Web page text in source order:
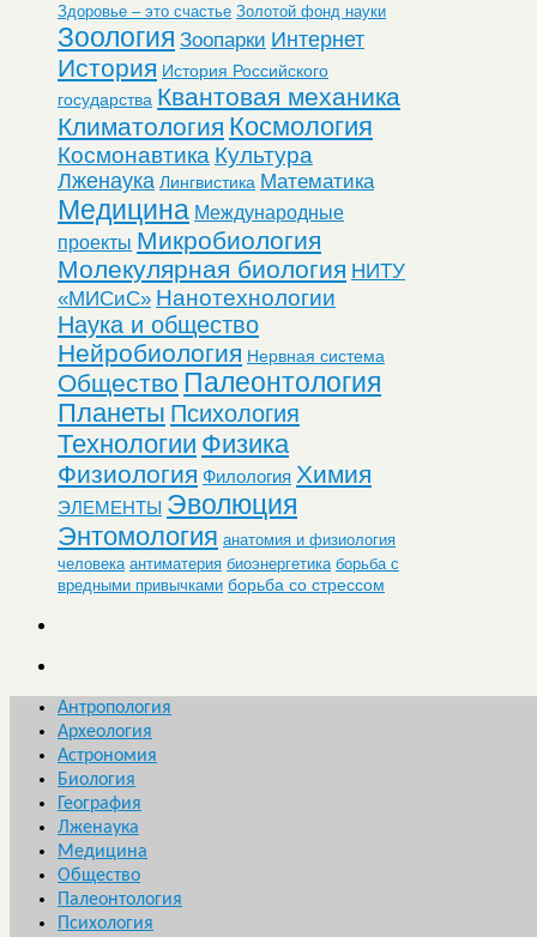
Здоровье – это счастье Золотой фонд науки
Зоология Зоопарки Интернет
История История Российского
государства Квантовая механика
Климатология Космология
Космонавтика Культура
Лженаука Лингвистика Математика
Медицина Международные
проекты Микробиология
Молекулярная биология НИТУ
«МИСиС» Нанотехнологии
Наука и общество
Нейробиология Нервная система
Общество Палеонтология
Планеты Психология
Технологии Физика
Физиология Филология Химия
ЭЛЕМЕНТЫ Эволюция
Энтомология анатомия и физиология
человека антиматерия биоэнергетика борьба с
вредными привычками борьба со стрессом
Антропология
Археология
Астрономия
Биология
География
Лженаука
Медицина
Общество
Палеонтология
Психология